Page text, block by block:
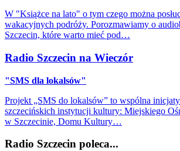
W "Książce na lato" o tym czego można
wakacyjnych podróży. Porozmawiamy o
Szczecin, które warto mieć pod…
Radio Szczecin na Wieczór
"SMS dla lokalsów"
Projekt „SMS do lokalsów” to wspólna
szczecińskich instytucji kultury: Miejskiego
w Szczecinie, Domu Kultury…
Radio Szczecin poleca...